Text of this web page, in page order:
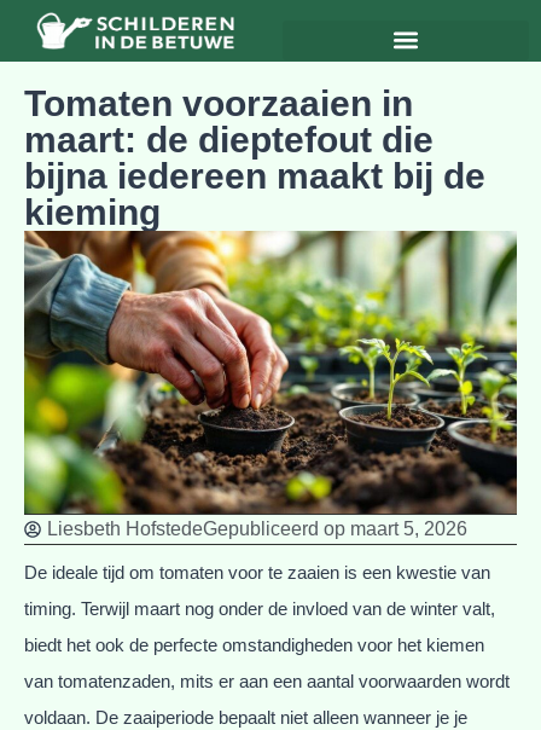
Tomaten voorzaaien in
maart: de dieptefout die
bijna iedereen maakt bij de
kieming
Liesbeth HofstedeGepubliceerd op maart 5, 2026
De ideale tijd om tomaten voor te zaaien is een kwestie van
timing. Terwijl maart nog onder de invloed van de winter valt,
biedt het ook de perfecte omstandigheden voor het kiemen
van tomatenzaden, mits er aan een aantal voorwaarden wordt
voldaan. De zaaiperiode bepaalt niet alleen wanneer je je